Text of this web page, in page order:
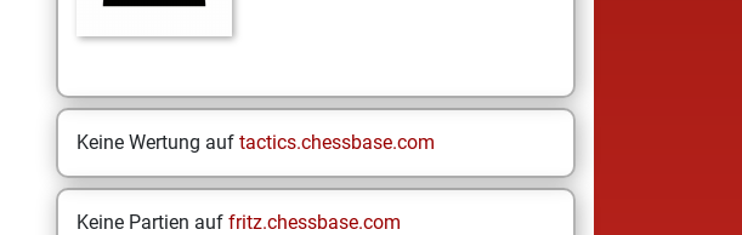
Keine Wertung auf tactics.chessbase.com
Keine Partien auf fritz.chessbase.com